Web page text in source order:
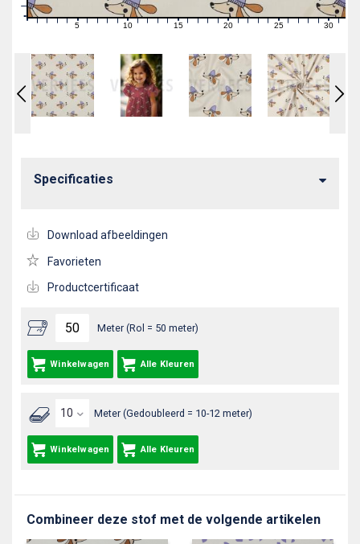
0
1
0 1 2 3 4 6 7 891011121314 161718192021222324 2627282930 31
Meter (Rol = 50 meter)
Winkelwagen Alle Kleuren
Meter (Gedoubleerd = 10-12 meter)
Winkelwagen Alle Kleuren
Specificaties
Download afbeeldingen
Favorieten
Productcertificaat
Combineer deze stof met de volgende artikelen